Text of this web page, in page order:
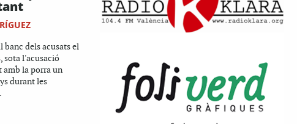
banc dels acusats el
sota l'acusació
amb la porra un
durant les